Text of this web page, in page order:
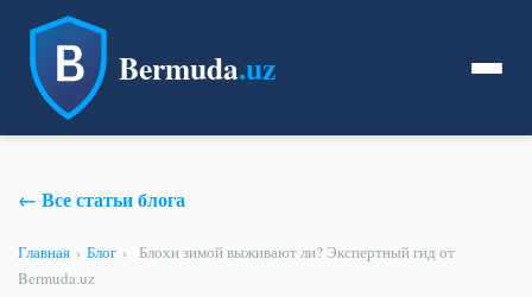
Bermuda.uz
← Все статьи блога
Главная › Блог ›
Блохи зимой выживают ли? Экспертный гид от
Bermuda.uz